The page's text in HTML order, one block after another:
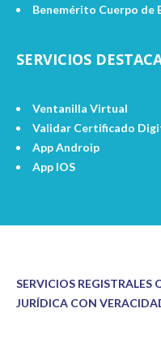
Benemérito Cuerpo de
SERVICIOS
Ventanilla Virtual
Validar Certificado
App Androip
App IOS
SERVICIOS
JURÍDICA CON